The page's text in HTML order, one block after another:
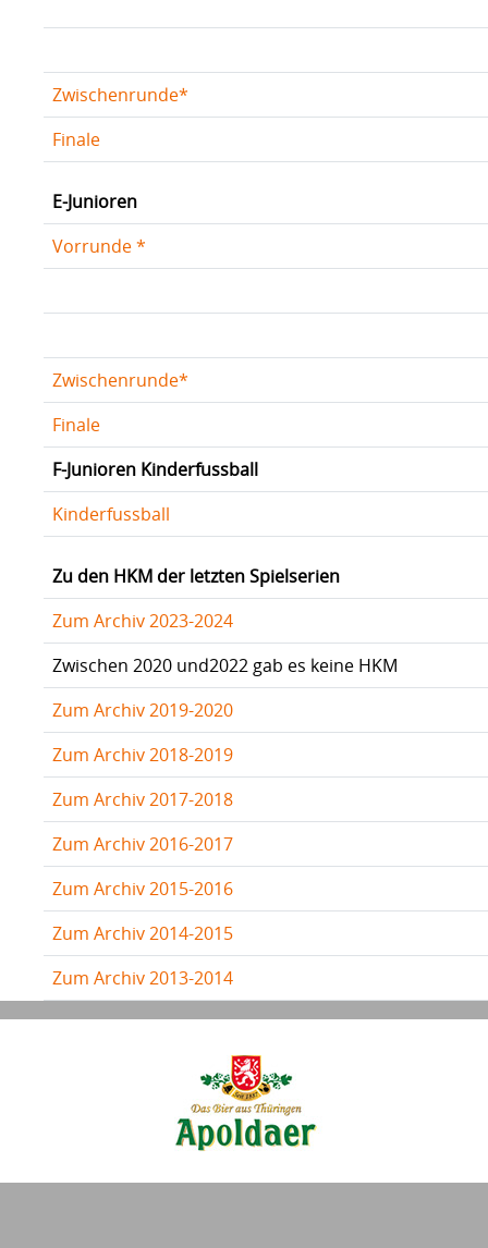
Zwischenrunde*
Finale
E-Junioren
Vorrunde *
Zwischenrunde*
Finale
F-Junioren Kinderfussball
Kinderfussball
Zu den HKM der letzten Spielserien
Zum Archiv 2023-2024
Zwischen 2020 und2022 gab es keine HKM
Zum Archiv 2019-2020
Zum Archiv 2018-2019
Zum Archiv 2017-2018
Zum Archiv 2016-2017
Zum Archiv 2015-2016
Zum Archiv 2014-2015
Zum Archiv 2013-2014